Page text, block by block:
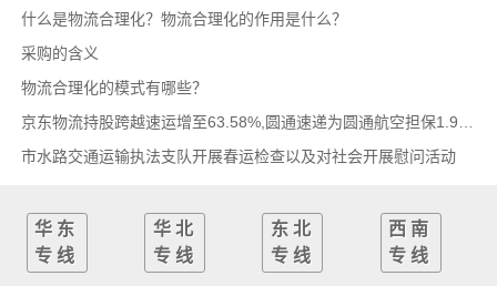
什么是物流合理化？物流合理化的作用是什么？
采购的含义
物流合理化的模式有哪些？
市水路交通运输执法支队开展春运检查以及对社会开展慰问活动
华东
专线
华北
专线
东北
专线
西南
专线